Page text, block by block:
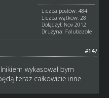
Liczba postów: 484
Liczba wątków: 28
Dołączył: Nov 2012
Drużyna: Falubazole
#147
wykasował bym
teraz całkowicie inne